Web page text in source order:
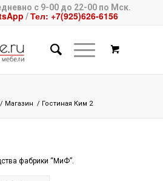
с 9-00 до 22-00 по Мск.
/Тел: +7(925)626-6156
/ Магазин / Гостиная Ким 2
фабрики “МиФ”.